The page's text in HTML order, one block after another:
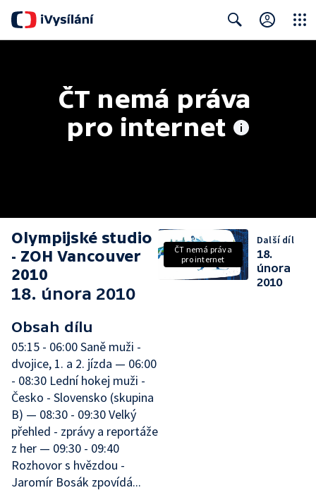
ČT nemá práva
pro internet
Olympijské studio
- ZOH Vancouver
2010
18. února 2010
Obsah dílu
05:15 - 06:00 Saně muži -
dvojice, 1. a 2. jízda — 06:00
- 08:30 Lední hokej muži -
Česko - Slovensko (skupina
B) — 08:30 - 09:30 Velký
přehled - zprávy a reportáže
z her — 09:30 - 09:40
Rozhovor s hvězdou -
Jaromír Bosák zpovídá...
ČT nemá práva
pro internet
Další díl
18.
února
2010